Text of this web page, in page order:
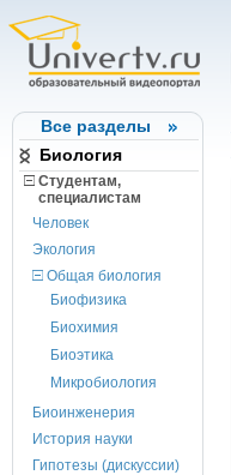
Все разделы
Биология
Студентам,
cпециалистам
Человек
Экология
Общая биология
Биофизика
Биохимия
Биоэтика
Микробиология
Биоинженерия
История науки
Гипотезы (дискуссии)